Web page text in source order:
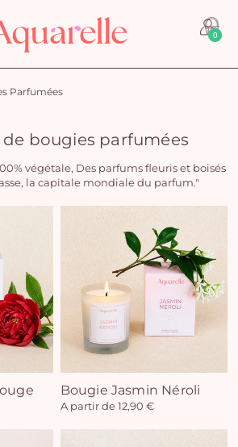
0
Parfumées
de bougies parfumées
végétale, Des parfums fleuris et boisés
la capitale mondiale du parfum."
Bougie Jasmin Néroli
A partir de 12,90 €